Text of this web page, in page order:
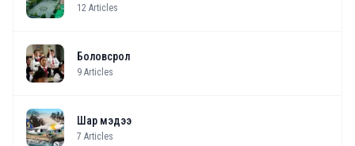
12 Articles
Боловсрол
9 Articles
Шар мэдээ
7 Articles